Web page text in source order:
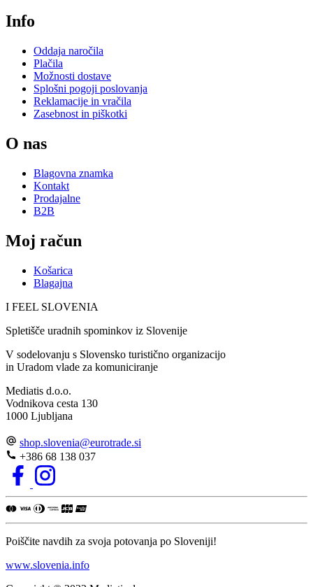
Info
Oddaja naročila
Plačila
Možnosti dostave
Splošni pogoji poslovanja
Reklamacije in vračila
Zasebnost in piškotki
O nas
Blagovna znamka
Kontakt
Prodajalne
B2B
Moj račun
Košarica
Blagajna
I FEEL SLOVENIA
Spletišče uradnih spominkov iz Slovenije
V sodelovanju s Slovensko turistično organizacijo
in Uradom vlade za komuniciranje
Mediatis d.o.o.
Vodnikova cesta 130
1000 Ljubljana
shop.slovenia@eurotrade.si
+386 68 138 037
Poiščite navdih za svoja potovanja po Sloveniji!
www.slovenia.info